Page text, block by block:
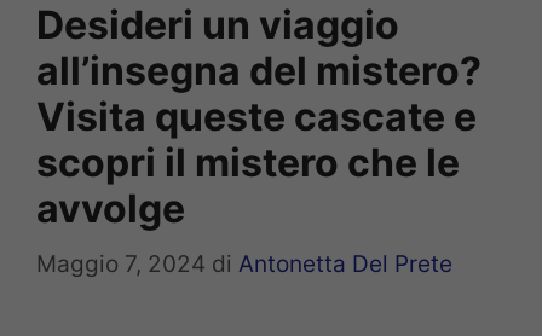
Desideri un viaggio
all’insegna del mistero?
Visita queste cascate e
scopri il mistero che le
avvolge
Maggio 7, 2024 di Antonetta Del Prete